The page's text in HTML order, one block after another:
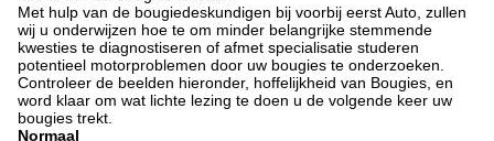
Met hulp van de bougiedeskundigen bij voorbij eerst Auto, zullen
wij u onderwijzen hoe te om minder belangrijke stemmende
kwesties te diagnostiseren of afmet specialisatie studeren
potentieel motorproblemen door uw bougies te onderzoeken.
Controleer de beelden hieronder, hoffelijkheid van Bougies, en
word klaar om wat lichte lezing te doen u de volgende keer uw
bougies trekt.
Normaal